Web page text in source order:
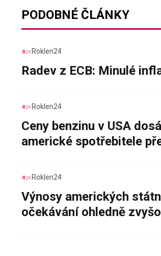
PODOBNÉ ČLÁNKY
Roklen24
Radev z ECB: Minulé
Roklen24
Ceny benzinu v USA
americké spotřebitele
Roklen24
Výnosy amerických
očekávání ohledně